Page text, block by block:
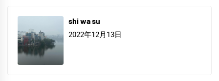
shi wa su
2022年12月13日